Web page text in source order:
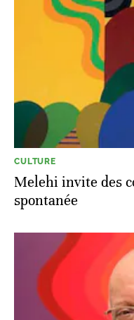
CULTURE
Melehi invite des
spontanée